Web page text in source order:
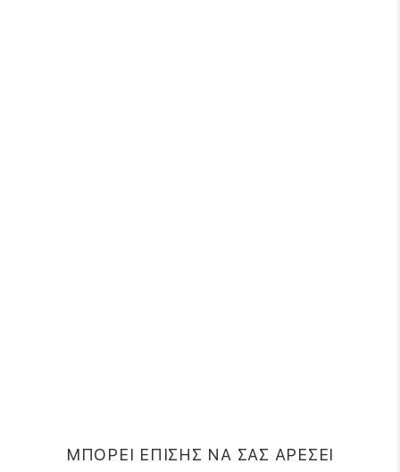
ΜΠΟΡΕΙ ΕΠΙΣΗΣ ΝΑ ΣΑΣ ΑΡΕΣΕΙ